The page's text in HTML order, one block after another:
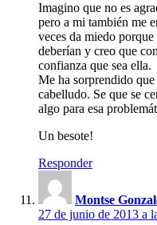
Imagino que no es
pero a mi también me
veces da miedo
deberían y creo que
confianza que sea ella.
Me ha sorprendido
cabelludo. Se que se
algo para esa
Un besote!
Responder
Montse
27 de junio de 2013 a